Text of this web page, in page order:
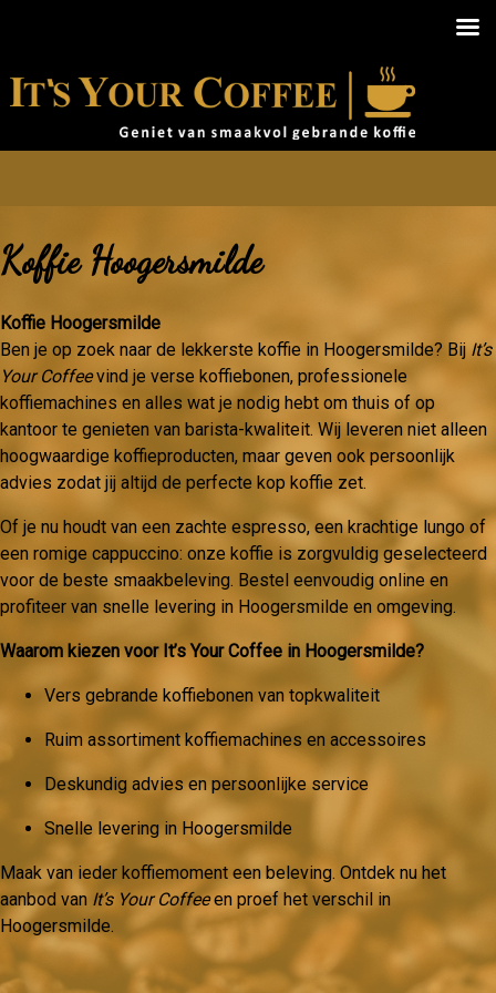
Koffie Hoogersmilde
Koffie Hoogersmilde
Ben je op zoek naar de lekkerste koffie in Hoogersmilde? Bij It’s
Your Coffeevind je verse koffiebonen, professionele
koffiemachines en alles wat je nodig hebt om thuis of op
kantoor te genieten van barista-kwaliteit. Wij leveren niet alleen
hoogwaardige koffieproducten, maar geven ook persoonlijk
advies zodat jij altijd de perfecte kop koffie zet.
Of je nu houdt van een zachte espresso, een krachtige lungo of
een romige cappuccino: onze koffie is zorgvuldig geselecteerd
voor de beste smaakbeleving. Bestel eenvoudig online en
profiteer van snelle levering in Hoogersmilde en omgeving.
Waarom kiezen voor It’s Your Coffee in Hoogersmilde?
Vers gebrande koffiebonen van topkwaliteit
Ruim assortiment koffiemachines en accessoires
Deskundig advies en persoonlijke service
Snelle levering in Hoogersmilde
Maak van ieder koffiemoment een beleving. Ontdek nu het
aanbod van It’s Your Coffeeen proef het verschil in
Hoogersmilde.